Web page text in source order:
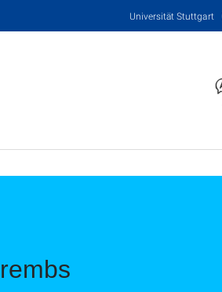
Universität Stuttgart